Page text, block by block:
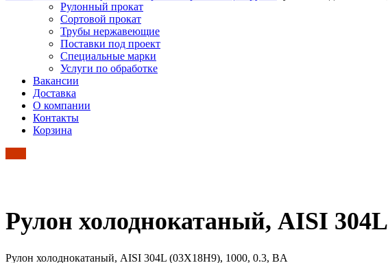
Рулонный прокат
Сортовой прокат
Трубы нержавеющие
Поставки под проект
Специальные марки
Услуги по обработке
Вакансии
Доставка
О компании
Контакты
Корзина
Рулон холоднокатаный, AISI
Рулон холоднокатаный, AISI 304L (03Х18Н9), 1000, 0.3, BA